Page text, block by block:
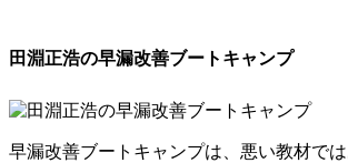
田淵正浩の早漏改善ブートキャンプ
早漏改善ブートキャンプは、悪い教材で